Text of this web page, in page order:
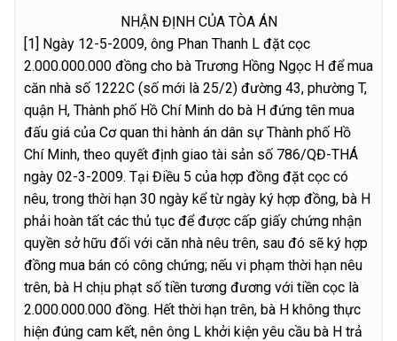
NHẬN ĐỊNH CỦA TÒA ÁN
[1] Ngày 12-5-2009, ông Phan Thanh L đặt cọc
2.000.000.000 đồng cho bà Trương Hồng Ngọc H để mua
căn nhà số 1222C (số mới là 25/2) đường 43, phường T,
quận H, Thành phố Hồ Chí Minh do bà H đứng tên mua
đấu giá của Cơ quan thi hành án dân sự Thành phố Hồ
Chí Minh, theo quyết định giao tài sản số 786/QĐ-THÁ
ngày 02-3-2009. Tại Điều 5 của hợp đồng đặt cọc có
nêu, trong thời hạn 30 ngày kể từ ngày ký hợp đồng, bà H
phải hoàn tất các thủ tục để được cấp giấy chứng nhận
quyền sở hữu đối với căn nhà nêu trên, sau đó sẽ ký hợp
đồng mua bán có công chứng; nếu vi phạm thời hạn nêu
trên, bà H chịu phạt số tiền tương đương với tiền cọc là
2.000.000.000 đồng. Hết thời hạn trên, bà H không thực
hiện đúng cam kết, nên ông L khởi kiện yêu cầu bà H trả